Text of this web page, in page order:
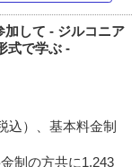
加して - ジルコニア
式で学ぶ -
込）、基本料金制
制の方共に1,243